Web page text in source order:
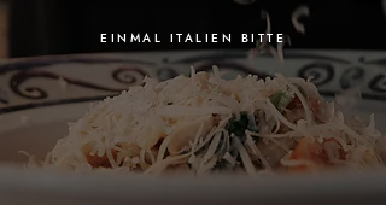
EINMAL ITALIEN BITTE